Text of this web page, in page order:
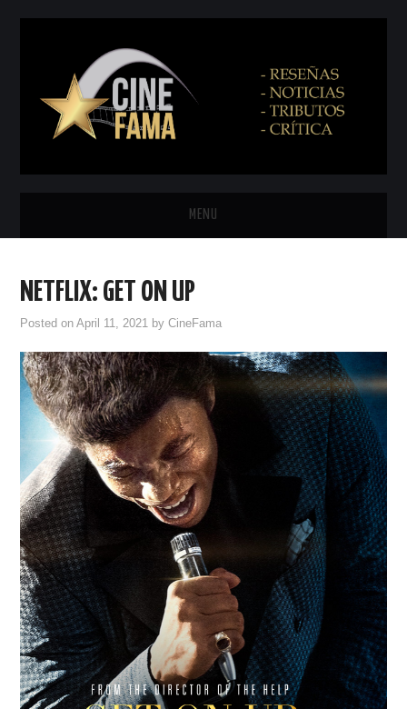
MENU
EN CINES
NETFLIX
RESEÑAS
ESPAÑOL
NETFLIX: GET ON UP
Posted onApril 11, 2021 byCineFama